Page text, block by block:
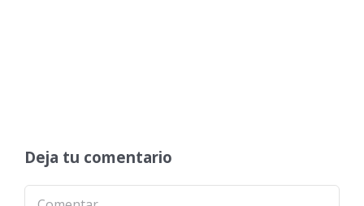
Deja tu comentario
Comentar